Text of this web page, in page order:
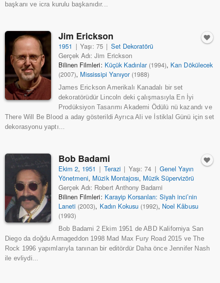
başkanı ve icra kurulu başkanıdır...
Jim Erickson
1951 | Yaşı: 75 | Set Dekoratörü
Gerçek Adı: Jim Erickson
Bilinen Filmleri: Küçük Kadınlar (1994), Kan Dökülecek
(2007), Mississipi Yanıyor (1988)
James Erickson Amerikalı Kanadalı bir set
dekoratörüdür Lincoln deki çalışmasıyla En İyi
Prodüksiyon Tasarımı Akademi Ödülü nü kazandı ve
There Will Be Blood a aday gösterildi Ayrıca Ali ve İstiklal Günü için set
dekorasyonu yaptı...
Bob Badami
Ekim 2, 1951 | Terazi | Yaşı: 74 | Genel Yayın
Yönetmeni, Müzik Montajcısı, Müzik Süpervizörü
Gerçek Adı: Robert Anthony Badami
Bilinen Filmleri: Karayip Korsanları: Siyah inci’nin
Laneti (2003), Kadın Kokusu (1992), Noel Kâbusu
(1993)
Bob Badami 2 Ekim 1951 de ABD Kaliforniya San
Diego da doğdu Armageddon 1998 Mad Max Fury Road 2015 ve The
Rock 1996 yapımlarıyla tanınan bir editördür Daha önce Jennifer Nash
ile evliydi...